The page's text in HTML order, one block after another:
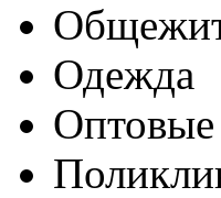
Одежда